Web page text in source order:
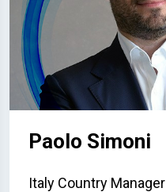
Paolo Simoni
Italy Country Manager